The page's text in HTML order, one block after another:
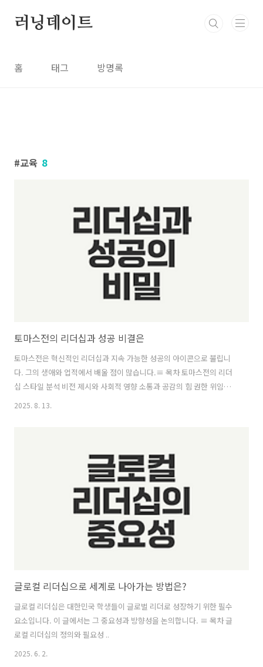
러닝데이트
홈 태그 방명록
교육 8
토마스전의 리더십과 성공 비결은
토마스전은 혁신적인 리더십과 지속 가능한 성공의 아이콘으로 불립니
다. 그의 생애와 업적에서 배울 점이 많습니다.≡ 목차 토마스전의 리더
십 스타일 분석 비전 제시와 사회적 영향 소통과 공감의 힘 권한 위임과
자율성 토마스전의 교훈과 미래 비전 혁신적 사고의 필요성 지속 가능한
마스전은 혁신적이고 포용적인 리더십으로 잘 알려져 있으며, 그의 리더
십 스타일은 여러 가지 핵심 요소로 구성되어 있습니다. 이 글에서는 비
전 제시, 소통과 공감, 그리고 권한 위임과 자율성의 세 가지 측면을 ..
2025. 8. 13.
글로컬 리더십으로 세계로 나아가는 방법은?
글로컬 리더십은 대한민국 학생들이 글로벌 리더로 성장하기 위한 필수
요소입니다. 이 글에서는 그 중요성과 방향성을 논의합니다. ≡ 목차 글
로컬 리더십의 정의와 필요성 ..
2025. 6. 2.